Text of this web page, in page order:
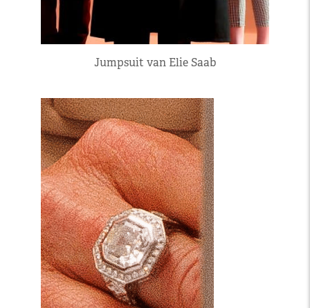
Jumpsuit van Elie Saab